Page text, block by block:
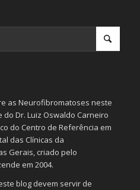
as Neurofibromatoses neste
Dr. Luiz Oswaldo Carneiro
do Centro de Referência em
das Clínicas da
Gerais, criado pelo
em 2004.
blog devem servir de